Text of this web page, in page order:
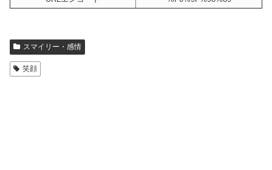
スマイリー・感情
笑顔